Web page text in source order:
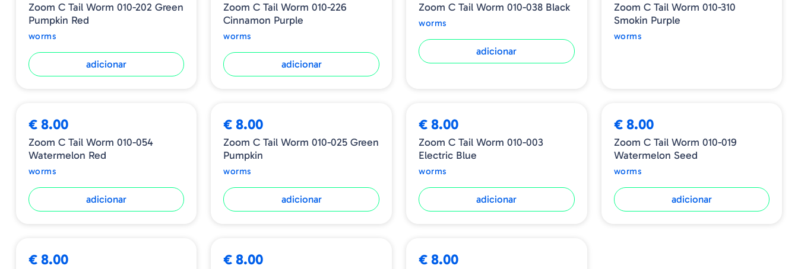
Zoom C Tail Worm 010-202 Green
Pumpkin Red
worms
adicionar
Zoom C Tail Worm 010-226
Cinnamon Purple
worms
adicionar
Zoom C Tail Worm 010-038 Black
worms
adicionar
Zoom C Tail Worm 010-310
Smokin Purple
worms
€ 8.00
Zoom C Tail Worm 010-054
Watermelon Red
worms
adicionar
€ 8.00
Zoom C Tail Worm 010-025 Green
Pumpkin
worms
adicionar
€ 8.00
Zoom C Tail Worm 010-003
Electric Blue
worms
adicionar
€ 8.00
Zoom C Tail Worm 010-019
Watermelon Seed
worms
adicionar
€ 8.00 € 8.00 € 8.00